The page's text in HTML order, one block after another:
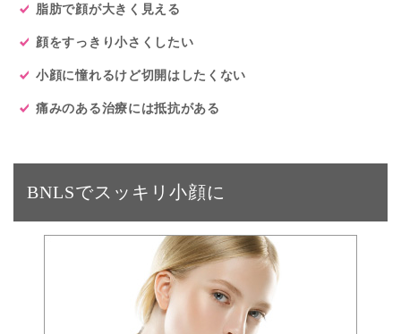
脂肪で顔が大きく見える
顔をすっきり小さくしたい
小顔に憧れるけど切開はしたくない
痛みのある治療には抵抗がある
BNLSでスッキリ小顔に